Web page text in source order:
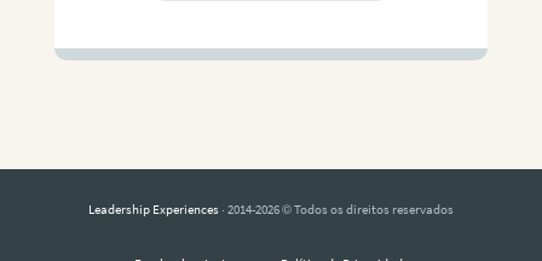
Leadership Experiences · 2014-2026 © Todos os direitos reservados